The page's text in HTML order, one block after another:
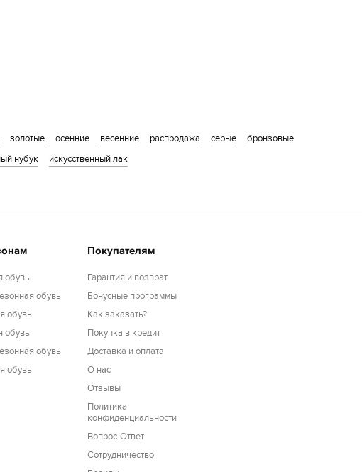
золотые осенние весенние распродажа серые
бронзовые
нубук искусственный лак
обувь
обувь
обувь
обувь
обувь
обувь
Покупателям
Гарантия и возврат
Бонусные программы
Как заказать?
Покупка в кредит
Доставка и оплата
О нас
Отзывы
Политика
конфиденциальности
Вопрос-Ответ
Сотрудничество